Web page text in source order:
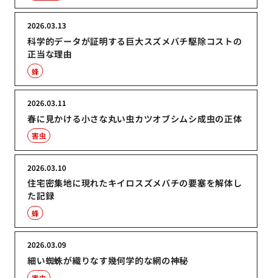
科学的データが証明する巨大スズメバチ駆除コストの
正当な理由
2026.03.13
蜂
春に見かける小さな丸い虫カツオブシムシ成虫の正体
2026.03.11
害虫
住宅密集地に現れたキイロスズメバチの要塞を解体し
た記録
2026.03.10
蜂
細い蜘蛛が織りなす幾何学的な網の神秘
2026.03.09